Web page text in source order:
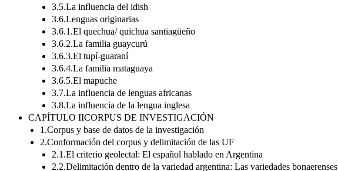
3.5.La influencia del idish
3.6.Lenguas originarias
3.6.1.El quechua/ quichua santiagüeño
3.6.2.La familia guaycurú
3.6.3.El tupí-guaraní
3.6.4.La familia mataguaya
3.6.5.El mapuche
3.7.La influencia de lenguas africanas
3.8.La influencia de la lengua inglesa
CAPÍTULO IICORPUS DE INVESTIGACIÓN
1.Corpus y base de datos de la investigación
2.Conformación del corpus y delimitación de las UF
2.1.El criterio geolectal: El español hablado en Argentina
2.2.Delimitación dentro de la variedad argentina: Las variedades bonaerenses